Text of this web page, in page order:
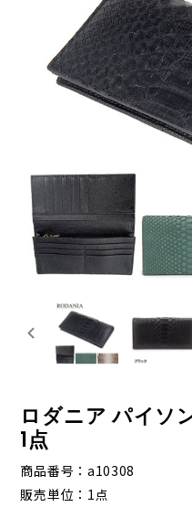
ロダニア パイソ
1点
商品番号
a10308
販売単位
1点